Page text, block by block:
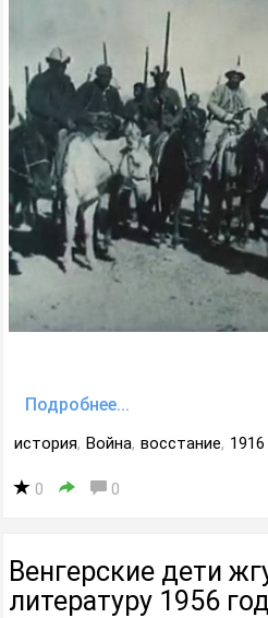
Подробнее...
история, Война, восстание, 1916
0 0
Венгерские дети
литературу 1956 год